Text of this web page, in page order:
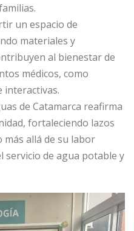
un espacio de
materiales y
al bienestar de
médicos, como
interactivas.
de Catamarca reafirma
fortaleciendo lazos
más allá de su labor
servicio de agua potable y